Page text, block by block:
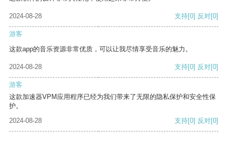
2024-08-28 支持[0] 反对[0]
游客
这款app的音乐资源非常优质，可以让我尽情享受音乐的魅力。
2024-08-28 支持[0] 反对[0]
游客
这款加速器VPM应用程序已经为我们带来了无限的隐私保护和安全性保
护。
2024-08-28
支持[0] 反对[0]